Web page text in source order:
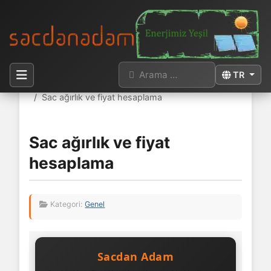
Dilinizi seçin
TR
Arama
Buradasınız:
Sac ağırlık ve fiyat hesaplama
Sac ağırlık ve fiyat
hesaplama
Kategori:Genel
Sacdan Adam